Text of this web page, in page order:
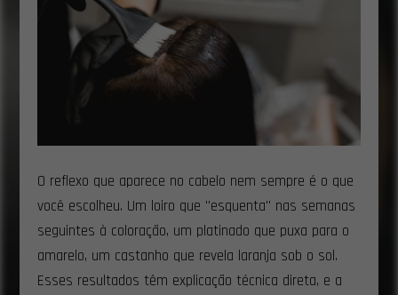
O reflexo que aparece no cabelo nem sempre é o que
você escolheu. Um loiro que "esquenta" nas semanas
seguintes à coloração, um platinado que puxa para o
amarelo, um castanho que revela laranja sob o sol.
Esses resultados têm explicação técnica direta, e a